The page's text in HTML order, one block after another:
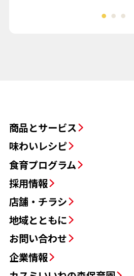
商品とサービス
味わいレシピ
食育プログラム
採用情報
店舗・チラシ
地域とともに
お問い合わせ
企業情報